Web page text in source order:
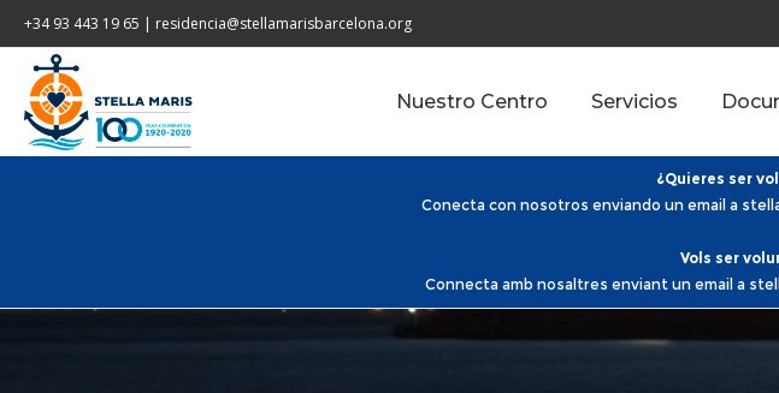
+34 93 443 19 65 | residencia@stellamarisbarcelona.org
Nuestro Centro Servicios
¿Quieres ser
Conecta con nosotros enviando un email a
Vols ser
Connecta amb nosaltres enviant un email a